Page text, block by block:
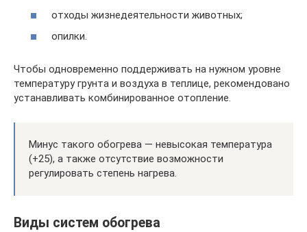
отходы жизнедеятельности животных;
опилки.
Чтобы одновременно поддерживать на нужном уровне
температуру грунта и воздуха в теплице, рекомендовано
устанавливать комбинированное отопление.
Минус такого обогрева — невысокая температура
(+25), а также отсутствие возможности
регулировать степень нагрева.
Виды систем обогрева